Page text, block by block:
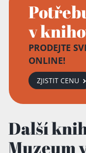
v
PRODEJTE
ONLINE!
ZJISTIT CENU
Další
Muzeum